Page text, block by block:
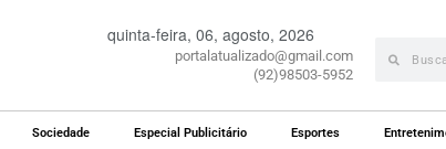
quinta-feira, 06, agosto, 2026
portalatualizado@gmail.com
(92)98503-5952
Sociedade Especial Publicitário Esportes